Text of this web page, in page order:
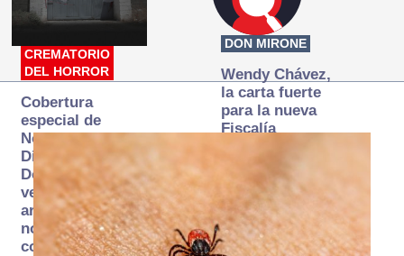
Ciudad
noticias,
hacemos periodismo
CREMATORIO
DEL HORROR
Cobertura
especial de
Norte
Digital:
Donde la
verdad
arde… pero
no se
consume
DON MIRONE
Wendy Chávez,
la carta fuerte
para la nueva
Fiscalía